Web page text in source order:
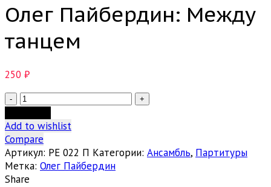
Олег Пайбердин: Между
танцем
250 ₽
Количество
товара
Олег
Пайбердин:
Между
танцем
Add to wishlist
Compare
Артикул: РЕ 022 П Категории: Ансамбль, Партитуры
Метка: Олег Пайбердин
Share